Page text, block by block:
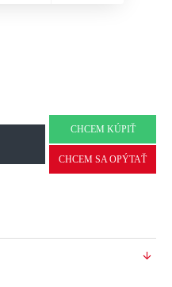
CHCEM KÚPIŤ
CHCEM SA OPÝTAŤ